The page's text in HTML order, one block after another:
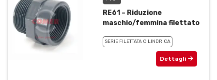
RE61 – Riduzione
maschio/femmina filettato
SERIE FILETTATA CILINDRICA
Dettagli